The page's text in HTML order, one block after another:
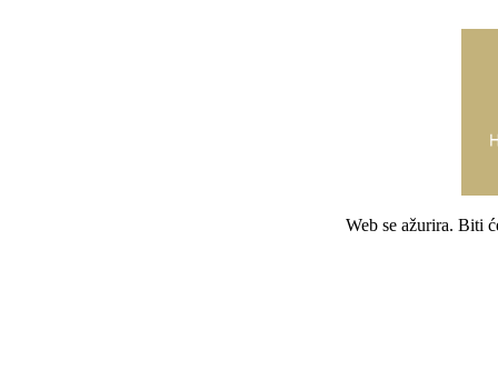
Web se ažurira. Biti